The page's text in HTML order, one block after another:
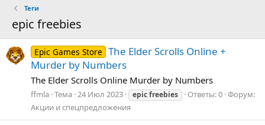
Теги
epic freebies
Epic Games Store The Elder Scrolls Online +
Murder by Numbers
The Elder Scrolls Online Murder by Numbers
ffmla Тема 24 Июл 2023 epicfreebies Ответы: 0 Форум:
Акции и спецпредложения